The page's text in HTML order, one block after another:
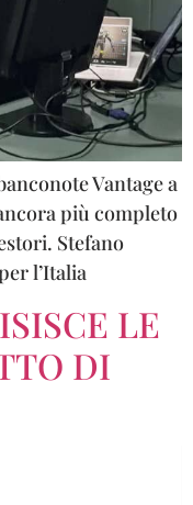
Vantage a
più completo
Stefano
l’Italia
LE
DI